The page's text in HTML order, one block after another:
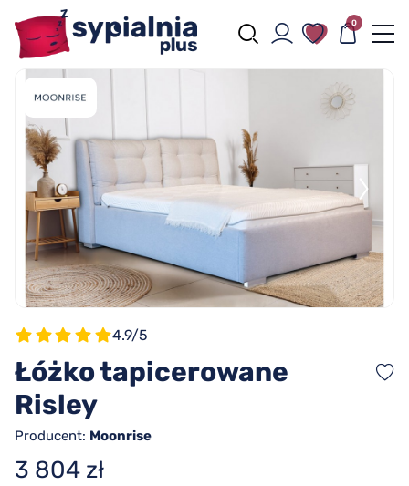
0
4.9/5
Łóżko tapicerowane
Risley
Producent: Moonrise
3 804 zł